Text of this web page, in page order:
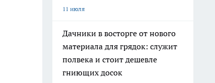
11 июля
Дачники в восторге от нового
материала для грядок: служит
полвека и стоит дешевле
гниющих досок